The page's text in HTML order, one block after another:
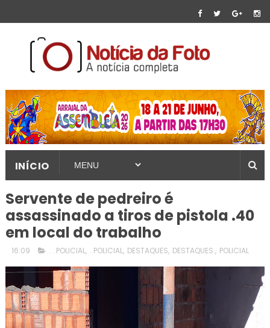
INÍCIO
Servente de pedreiro é
assassinado a tiros de pistola .40
em local do trabalho
16:09 . . POLICIAL, . POLICIAL, DESTAQUES, DESTAQUES., POLICIAL